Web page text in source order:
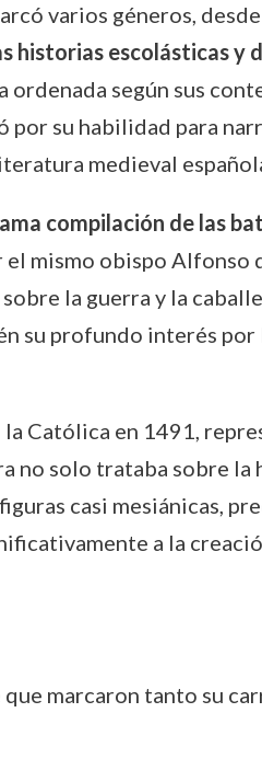
varios géneros,
historias escolásticas y
según sus
por su habilidad para
medieval
compilación de las
mismo obispo Alfonso
la guerra y la
su profundo interés por
Católica en 1491,
no solo trataba sobre la
casi mesiánicas,
a la
marcaron tanto su